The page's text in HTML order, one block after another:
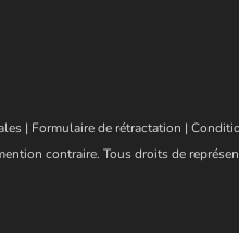
| Formulaire de rétractation |
contraire. Tous droits de